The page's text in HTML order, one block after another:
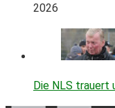
2026
Die NLS trauert